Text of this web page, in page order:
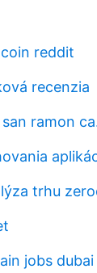
reddit
recenzia
ramon
trhu
jobs dubai